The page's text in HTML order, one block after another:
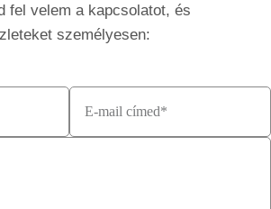
fel velem a kapcsolatot, és
személyesen: